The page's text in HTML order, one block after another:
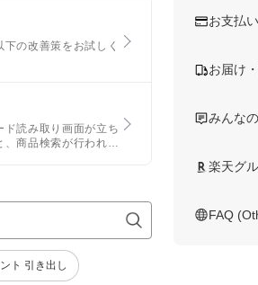
の改善策をお試しく
読み取り画面が立ち
商品検索が行われま
ト 引き出し
お支払
お届け
みんな
楽天グ
FAQ